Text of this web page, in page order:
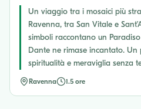
Un viaggio tra i mosaici più
Ravenna, tra San Vitale e
simboli raccontano un
Dante ne rimase incantato.
spiritualità e meraviglia senza
Ravenna 1.5 ore